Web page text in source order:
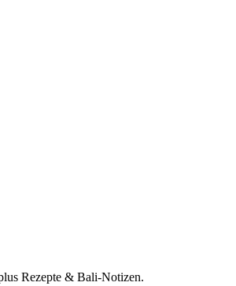
Rezepte & Bali-Notizen.